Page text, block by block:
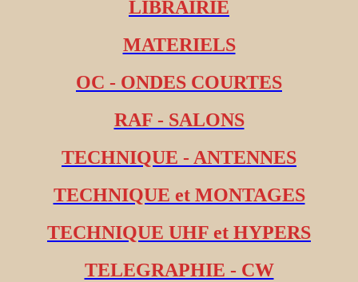
LIBRAIRIE
MATERIELS
OC - ONDES COURTES
RAF - SALONS
TECHNIQUE - ANTENNES
TECHNIQUE et MONTAGES
TECHNIQUE UHF et HYPERS
TELEGRAPHIE - CW